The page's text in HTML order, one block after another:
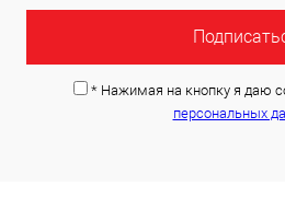
* Нажимая на кнопку я даю
персональных